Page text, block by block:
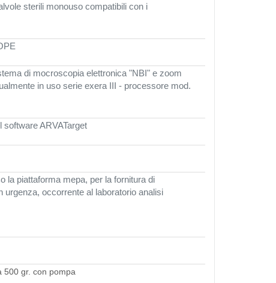
sterili monouso compatibili con i
di mocroscopia elettronica "NBI" e zoom
in uso serie exera III - processore mod.
ARVATarget
la piattaforma mepa, per la fornitura di
occorrente al laboratorio analisi
500 gr. con pompa